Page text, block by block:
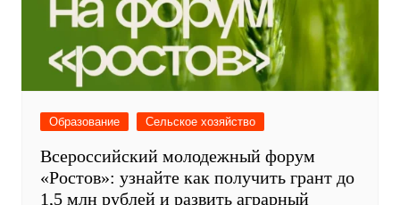
Образование Сельское хозяйство
Всероссийский молодежный форум
«Ростов»: узнайте как получить грант до
1,5 млн рублей и развить аграрный